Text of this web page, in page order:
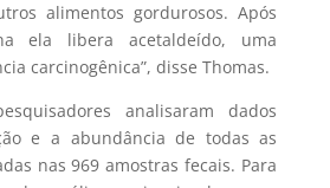
alimentos gordurosos. Após
ela libera acetaldeído, uma
carcinogênica”, disse Thomas.
analisaram dados
e a abundância de todas as
nas 969 amostras fecais. Para